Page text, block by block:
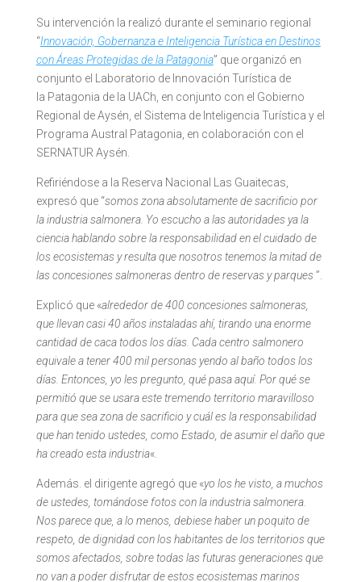
Su intervención la realizó durante el seminario regional
“Innovación, Gobernanza e Inteligencia Turística en Destinos
con Áreas Protegidas de laPatagonia” que organizó en
conjunto el Laboratorio de Innovación Turística de
la Patagonia de la UACh, en conjunto con el Gobierno
Regional de Aysén, el Sistema de Inteligencia Turística y el
Programa Austral Patagonia , en colaboración con el
SERNATUR Aysén.
Refiriéndose a la Reserva Nacional Las Guaitecas,
expresó que “somos zona absolutamente de sacrificio por
la industria salmonera. Yo escucho a las autoridades ya la
ciencia hablando sobre la responsabilidad en el cuidado de
los ecosistemas y resulta que nosotros tenemos la mitad de
las concesiones salmoneras dentro de reservas y parques”.
Explicó que «alrededor de 400 concesiones salmoneras,
que llevan casi 40 años instaladas ahí, tirando una enorme
cantidad de caca todos los días. Cada centro salmonero
equivale a tener 400 mil personas yendo al baño todos los
días. Entonces, yo les pregunto, qué pasa aquí. Por qué se
permitió que se usara este tremendo territorio maravilloso
para que sea zona de sacrificio y cuál es la responsabilidad
que han tenido ustedes, como Estado, de asumir el daño que
ha creado esta industria«.
Además. el dirigente agregó que «yo los he visto, a muchos
de ustedes, tomándose fotos con la industria salmonera.
Nos parece que, a lo menos, debiese haber un poquito de
respeto, de dignidad con los habitantes de los territorios que
somos afectados, sobre todas las futuras generaciones que
no van a poder disfrutar de estos ecosistemas marinos